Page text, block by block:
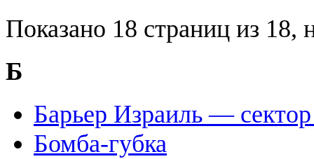
Показано 18 страниц из 18,
Б
Барьер Израиль — сектор
Бомба-губка